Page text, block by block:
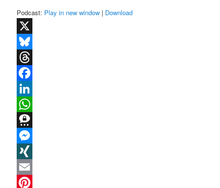
Podcast: Play in new window | Download
X
Bluesky
Threads
Facebook
LinkedIn
WhatsApp
Threema
Messenger
XING
Email